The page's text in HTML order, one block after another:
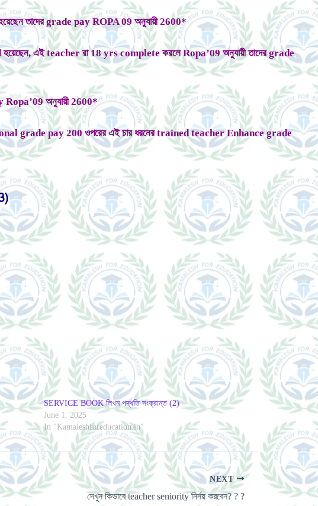
তাদের grade pay ROPA 09 অনুযায়ী 2600*
এই teacher রা 18 yrs complete করলে Ropa’09 অনুযায়ী তাদের grade
Ropa’09 অনুযায়ী 2600*
grade pay 200 ওপরের এই চার ধরনের trained teacher Enhance grade
SERVICE BOOK লিখন পদ্ধতি সংক্রান্ত (2)
June 1, 2025
In "Kamaleshforeducation.in"
NEXT
দেখুন কিভাবে teacher seniority নির্নয় করবেন? ? ?